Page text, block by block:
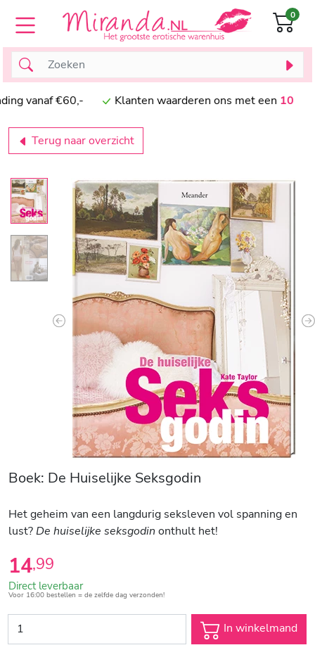
vanaf €60,- Klanten waarderen ons met een10
0
Terug naar overzicht
Previous
Boek: De Huiselijke Seksgodin
Het geheim van een langdurig seksleven vol spanning en
lust?De huiselijke seksgodin onthult het!
14,99
Direct leverbaar
Voor 16:00 bestellen = de zelfde dag verzonden!
In winkelmand